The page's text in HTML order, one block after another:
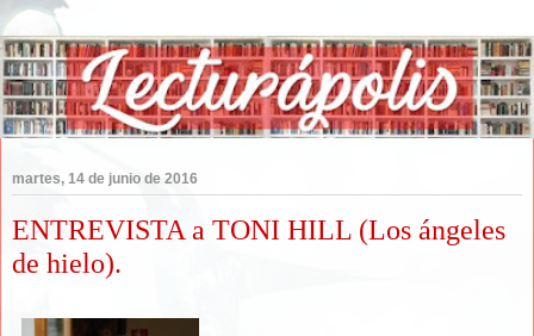
martes, 14 de junio de 2016
ENTREVISTA a TONI HILL (Los ángeles
de hielo).